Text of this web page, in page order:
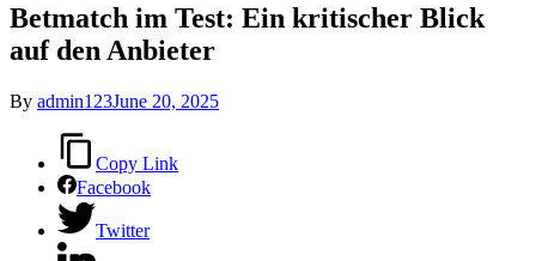
Betmatch im Test: Ein kritischer Blick
auf den Anbieter
By admin123June 20, 2025
Copy Link
Facebook
Twitter